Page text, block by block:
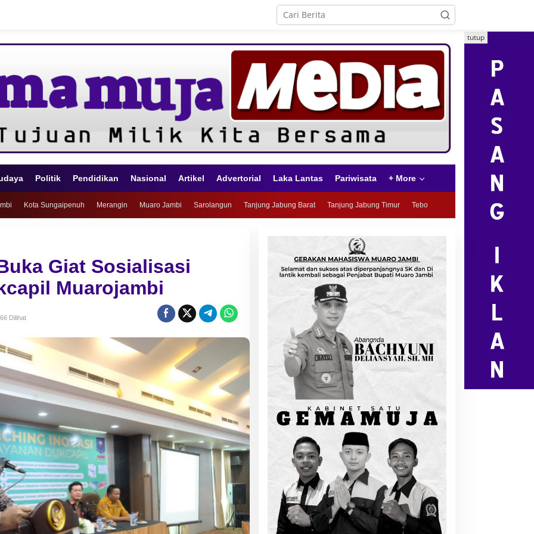
Politik Pendidikan Nasional Artikel Advertorial Laka Lantas Pariwisata + More
Kota Sungaipenuh Merangin Muaro Jambi Sarolangun Tanjung Jabung Barat Tanjung Jabung Timur Tebo
tutup
Giat Sosialisasi
Muarojambi
Dilihat